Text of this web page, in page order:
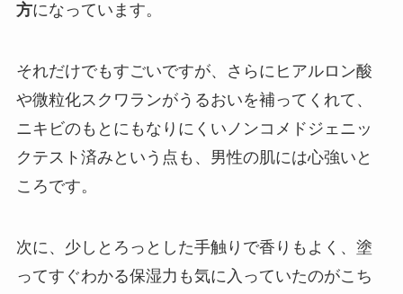
方になっています。
それだけでもすごいですが、さらにヒアルロン酸
や微粒化スクワランがうるおいを補ってくれて、
ニキビのもとにもなりにくいノンコメドジェニッ
クテスト済みという点も、男性の肌には心強いと
ころです。
次に、少しとろっとした手触りで香りもよく、塗
ってすぐわかる保湿力も気に入っていたのがこち